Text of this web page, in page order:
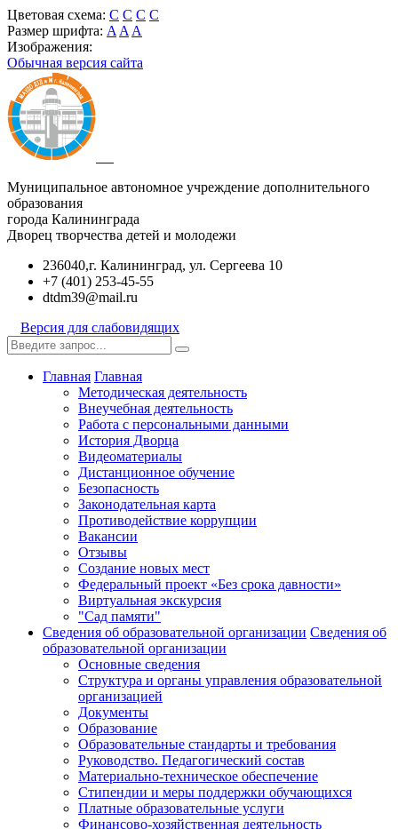
Цветовая схема: C C C C
Размер шрифта: A A A
Изображения:
Обычная версия сайта
Муниципальное автономное учреждение дополнительного
образования
города Калининграда
Дворец творчества детей и молодежи
236040,г. Калининград, ул. Сергеева 10
+7 (401) 253-45-55
dtdm39@mail.ru
Версия для слабовидящих
Главная Главная
Методическая деятельность
Внеучебная деятельность
Работа с персональными данными
История Дворца
Видеоматериалы
Дистанционное обучение
Безопасность
Законодательная карта
Противодействие коррупции
Вакансии
Отзывы
Создание новых мест
Федеральный проект «Без срока давности»
Виртуальная экскурсия
"Сад памяти"
Сведения об образовательной организации Сведения об
образовательной организации
Основные сведения
Структура и органы управления образовательной
организацией
Документы
Образование
Образовательные стандарты и требования
Руководство. Педагогический состав
Материально-техническое обеспечение
Стипендии и меры поддержки обучающихся
Платные образовательные услуги
Финансово-хозяйственная деятельность